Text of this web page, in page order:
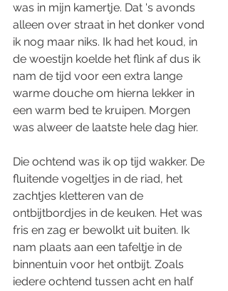
was in mijn kamertje. Dat 's avonds
alleen over straat in het donker vond
ik nog maar niks. Ik had het koud, in
de woestijn koelde het flink af dus ik
nam de tijd voor een extra lange
warme douche om hierna lekker in
een warm bed te kruipen. Morgen
was alweer de laatste hele dag hier.
Die ochtend was ik op tijd wakker. De
fluitende vogeltjes in de riad, het
zachtjes kletteren van de
ontbijtbordjes in de keuken. Het was
fris en zag er bewolkt uit buiten. Ik
nam plaats aan een tafeltje in de
binnentuin voor het ontbijt. Zoals
iedere ochtend tussen acht en half